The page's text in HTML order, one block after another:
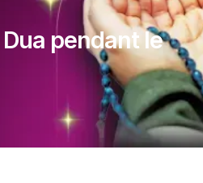
pendant le